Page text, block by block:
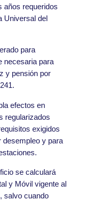
años requeridos
Universal del
para
necesaria para
y pensión por
efectos en
regularizados
exigidos
desempleo y para
se calculará
y Móvil vigente al
salvo cuando